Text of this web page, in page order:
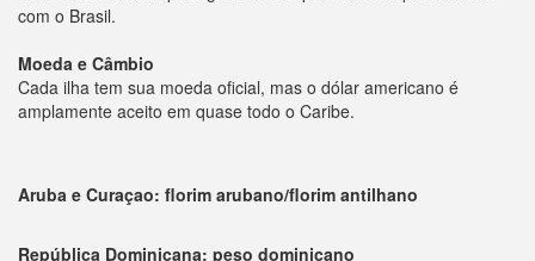
com o Brasil.
Moeda e Câmbio
Cada ilha tem sua moeda oficial, mas o dólar americano é
amplamente aceito em quase todo o Caribe.
Aruba e Curaçao: florim arubano/florim antilhano
República Dominicana: peso dominicano